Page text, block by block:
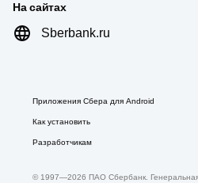
На сайтах
Sberbank.ru
Приложения Сбера для Android
Как установить
Разработчикам
© 1997—2026 ПАО Сбербанк.